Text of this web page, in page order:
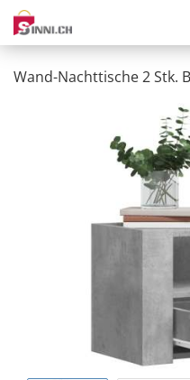
Wand-Nachttische 2 Stk.